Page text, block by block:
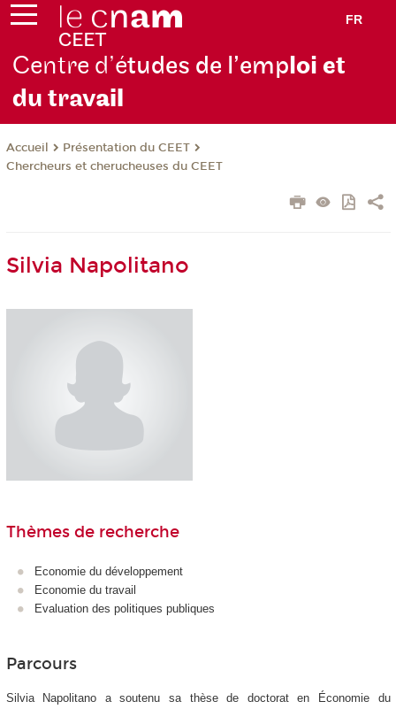
FR
Centre d’études de l’emploi et
du travail
Accueil
Présentation du CEET
Chercheurs et cherucheuses du CEET
Silvia Napolitano
Thèmes de recherche
Economie du développement
Economie du travail
Evaluation des politiques publiques
Parcours
Silvia Napolitano a soutenu sa thèse de doctorat en Économie du